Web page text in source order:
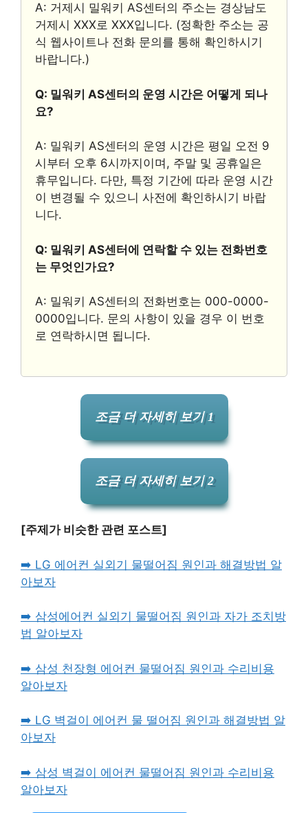
A: 거제시 밀워키 AS센터의 주소는 경상남도
거제시 XXX로 XXX입니다. (정확한 주소는 공
식 웹사이트나 전화 문의를 통해 확인하시기
바랍니다.)
Q: 밀워키 AS센터의 운영 시간은 어떻게 되나
요?
A: 밀워키 AS센터의 운영 시간은 평일 오전 9
시부터 오후 6시까지이며, 주말 및 공휴일은
휴무입니다. 다만, 특정 기간에 따라 운영 시간
이 변경될 수 있으니 사전에 확인하시기 바랍
니다.
Q: 밀워키 AS센터에 연락할 수 있는 전화번호
는 무엇인가요?
A: 밀워키 AS센터의 전화번호는 000-0000-
0000입니다. 문의 사항이 있을 경우 이 번호
로 연락하시면 됩니다.
조금 더 자세히 보기 1
조금 더 자세히 보기 2
[주제가 비슷한 관련 포스트]
➡️ LG 에어컨 실외기 물떨어짐 원인과 해결방법 알
아보자
➡️ 삼성에어컨 실외기 물떨어짐 원인과 자가 조치방
법 알아보자
➡️ 삼성 천장형 에어컨 물떨어짐 원인과 수리비용
알아보자
➡️ LG 벽걸이 에어컨 물 떨어짐 원인과 해결방법 알
아보자
➡️ 삼성 벽걸이 에어컨 물떨어짐 원인과 수리비용
알아보자